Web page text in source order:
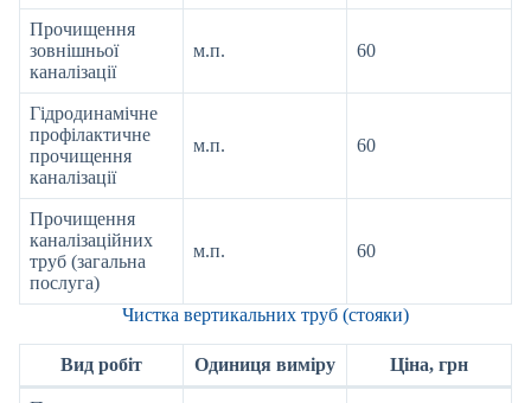
Прочищення
зовнішньої
каналізації
м.п. 60
Гідродинамічне
профілактичне
прочищення
каналізації
м.п. 60
Прочищення
каналізаційних
труб (загальна
послуга)
м.п. 60
Чистка вертикальних труб (стояки)
Вид робіт Одиниця виміру Ціна, грн